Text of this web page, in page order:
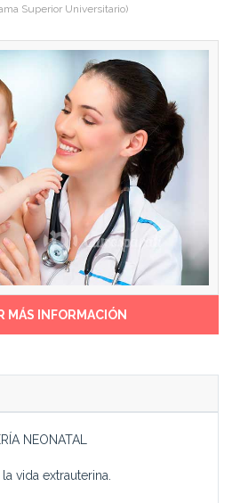
en el que todos los
componentes del grupo
avanzan, dentro del
programa, al mismo ritmo.
Objetivo general del
programa: Actualizar los
conocimientos en las nuevas
competencias necesarias
para prestar cuidados de
calidad al niño sano y
enfermo en las situaciones
de salud más prevalentes.
Superior Universitario)
MÁS INFORMACIÓN
NEONATAL
vida extrauterina.